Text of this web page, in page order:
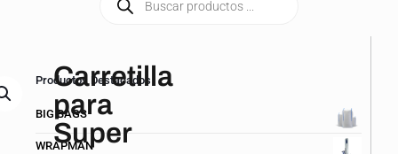
Productos Destacados
BIG BAGS
WRAPMAN
Carretilla
para
Super